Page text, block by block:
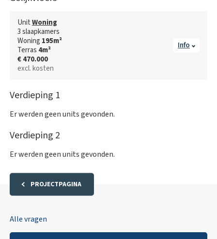
UnitWoning
3slaapkamers
Woning 195m²
Terras 4m²
€ 470.000
excl. kosten
Info
Raming aankoopkosten
Welk BTW-tarief past voor mij?
Woning
BTW (21%)
Registratiebelastingen (
Verdieping 1
Er werden geen units gevonden.
Verdieping 2
Er werden geen units gevonden.
PROJECTPAGINA
Alle vragen